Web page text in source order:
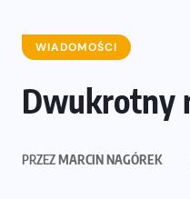
WIADOMOŚCI
Dwukrotny
PRZEZMARCIN NAGÓREK